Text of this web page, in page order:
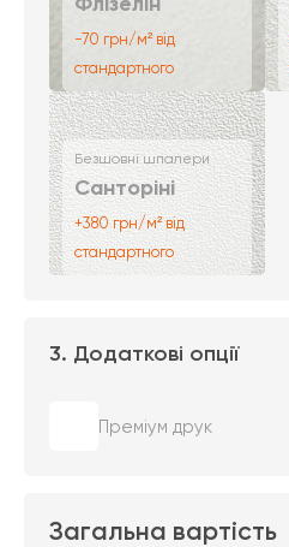
-70 грн/м² від
стандартного
Безшовні шпалери
Санторіні
+380 грн/м² від
стандартного
3. Додаткові опції
Преміум друк
Загальна вартість